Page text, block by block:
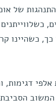
של
כשהיינו
דגימות,
המשוב